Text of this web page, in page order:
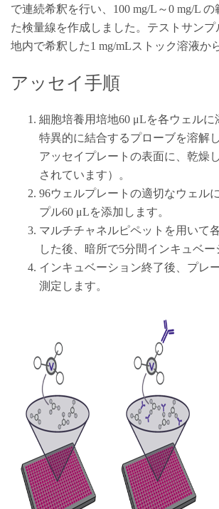
で連続希釈を行い、100 mg/L～0 mg/L
た検量線を作成しました。テストサン
地内で希釈した1 mg/mLストック溶液か
アッセイ手順
細胞培養用培地60 μLを各ウェルに
特異的に結合するプローブを溶解
アッセイプレートの表面に、乾燥
されています）。
96ウェルプレートの適切なウェル
プル60 μLを添加します。
マルチチャネルピペットを用いて
した後、暗所で5分間インキュベー
インキュベーション終了後、プレ
測定します。